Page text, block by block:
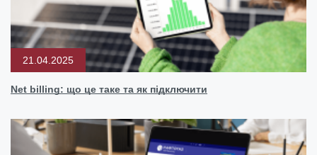
21.04.2025
Net billing: що це таке та як підключити